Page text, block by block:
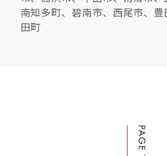
南知多町、碧南市、西尾市、
田町